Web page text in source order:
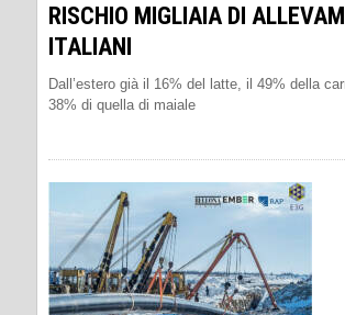
RISCHIO MIGLIAIA DI
ITALIANI
Dall’estero già il 16% del latte, il 49% della
38% di quella di maiale